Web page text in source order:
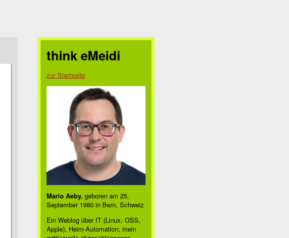
think eMeidi
zur Startseite
Mario Aeby, geboren am 25.
September 1980 in Bern, Schweiz
Ein Weblog über IT (Linux, OSS,
Apple), Heim-Automation; mein